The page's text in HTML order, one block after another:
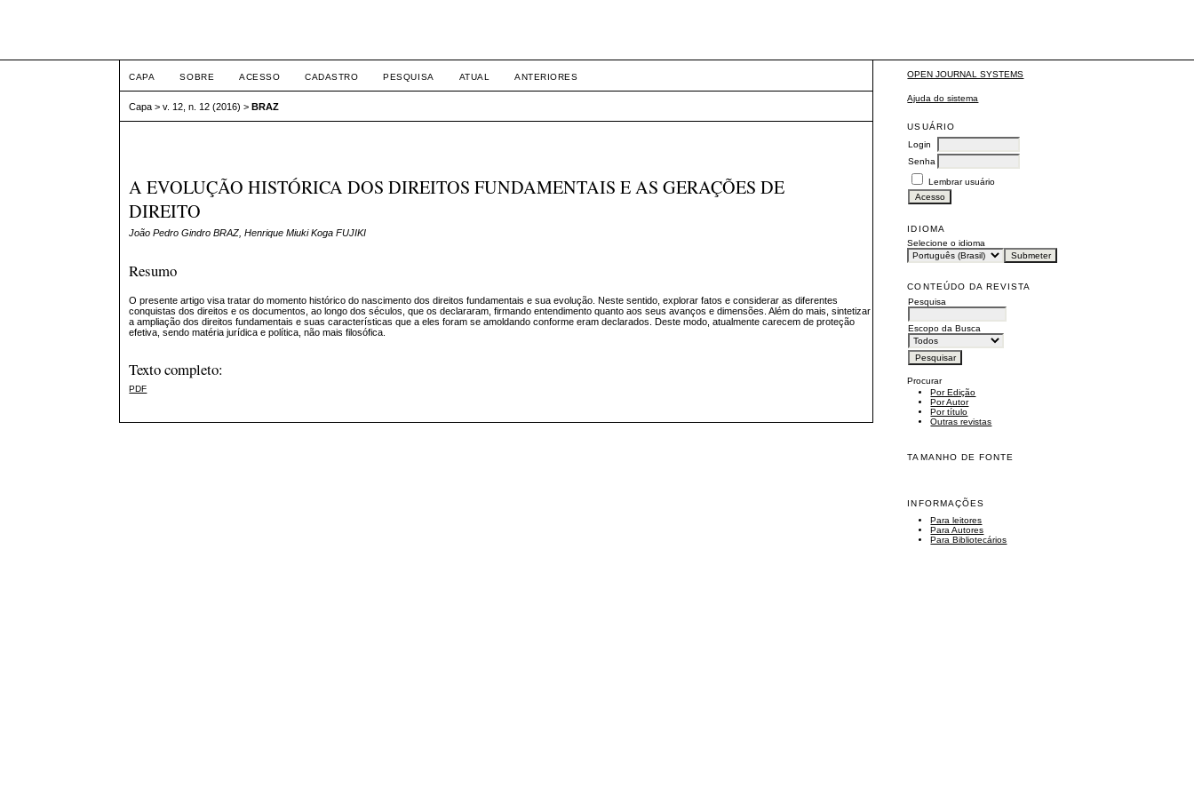
OPEN JOURNAL SYSTEMS
Ajuda do sistema
USUÁRIO
Login
Senha
Lembrar usuário
IDIOMA
Selecione o idioma
CONTEÚDO DA REVISTA
Pesquisa
Escopo da Busca
Procurar
Por Edição
Por Autor
Por título
Outras revistas
TAMANHO DE FONTE
INFORMAÇÕES
Para leitores
Para Autores
Para Bibliotecários
CAPA SOBRE ACESSO CADASTRO PESQUISA ATUAL ANTERIORES
Capa >v. 12, n. 12 (2016) >BRAZ
A EVOLUÇÃO HISTÓRICA DOS DIREITOS FUNDAMENTAIS E AS GERAÇÕES DE
DIREITO
João Pedro Gindro BRAZ, Henrique Miuki Koga FUJIKI
Resumo
O presente artigo visa tratar do momento histórico do nascimento dos direitos fundamentais e sua evolução. Neste sentido, explorar fatos e considerar as diferentes
conquistas dos direitos e os documentos, ao longo dos séculos, que os declararam, firmando entendimento quanto aos seus avanços e dimensões. Além do mais, sintetizar
a ampliação dos direitos fundamentais e suas características que a eles foram se amoldando conforme eram declarados. Deste modo, atualmente carecem de proteção
efetiva, sendo matéria jurídica e política, não mais filosófica.
Texto completo:
PDF